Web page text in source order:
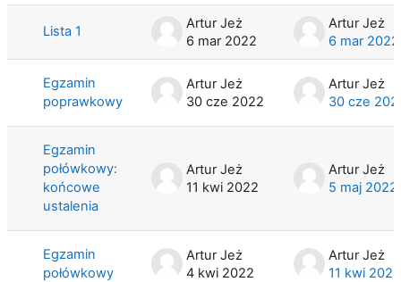
Lista 1
Artur Jeż
6 mar 2022
Artur Jeż
6 mar 2022
Egzamin
poprawkowy
Artur Jeż
30 cze 2022
Artur Jeż
30 cze
Egzamin
połówkowy:
końcowe
ustalenia
Artur Jeż
11 kwi 2022
Artur Jeż
5 maj 2022
Egzamin
połówkowy
Artur Jeż
4 kwi 2022
Artur Jeż
11 kwi 2022